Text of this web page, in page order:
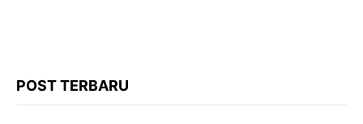
POST TERBARU